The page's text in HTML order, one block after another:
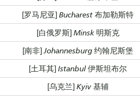
[罗马尼亚] Bucharest 布加勒斯特
[白俄罗斯] Minsk 明斯克
[南非] Johannesburg 约翰尼斯堡
[土耳其] Istanbul 伊斯坦布尔
[乌克兰] Kyiv 基辅